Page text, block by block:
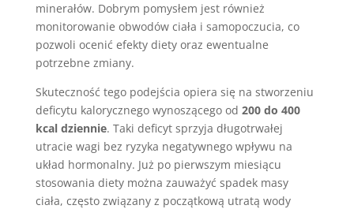
minerałów. Dobrym pomysłem jest również
monitorowanie obwodów ciała i samopoczucia, co
pozwoli ocenić efekty diety oraz ewentualne
potrzebne zmiany.
Skuteczność tego podejścia opiera się na stworzeniu
deficytu kalorycznego wynoszącego od 200 do 400
kcal dziennie. Taki deficyt sprzyja długotrwałej
utracie wagi bez ryzyka negatywnego wpływu na
układ hormonalny. Już po pierwszym miesiącu
stosowania diety można zauważyć spadek masy
ciała, często związany z początkową utratą wody